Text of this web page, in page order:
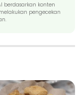
berdasarkan konten
pengecekan